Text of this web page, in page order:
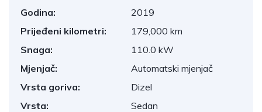
Godina:
2019
Prijeđeni kilometri:
179,000 km
Snaga:
110.0 kW
Mjenjač:
Automatski mjenjač
Vrsta goriva:
Dizel
Vrsta:
Sedan